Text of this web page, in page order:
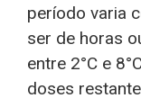
período varia
ser de horas
entre 2°C e
doses